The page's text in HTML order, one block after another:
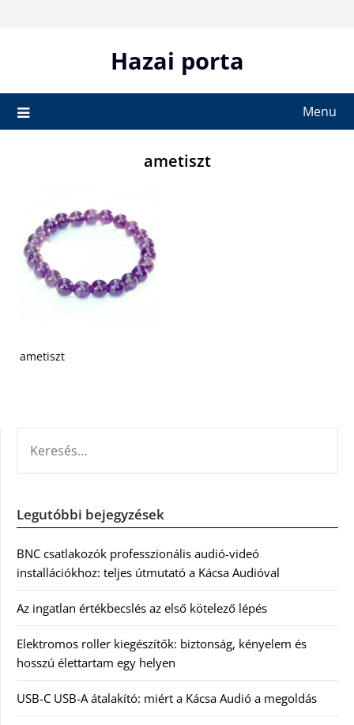
Hazai porta
Menu
ametiszt
ametiszt
Legutóbbi bejegyzések
BNC csatlakozók professzionális audió-videó
installációkhoz: teljes útmutató a Kácsa Audióval
Az ingatlan értékbecslés az első kötelező lépés
Elektromos roller kiegészítők: biztonság, kényelem és
hosszú élettartam egy helyen
USB-C USB-A átalakító: miért a Kácsa Audió a megoldás